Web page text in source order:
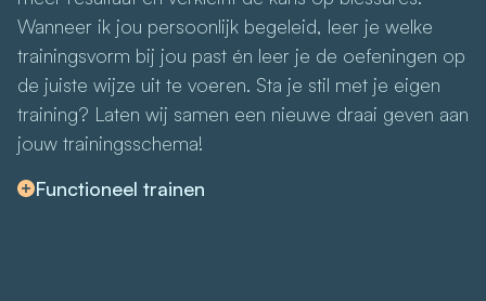
Wanneer ik jou persoonlijk begeleid, leer je welke
trainingsvorm bij jou past én leer je de oefeningen op
de juiste wijze uit te voeren. Sta je stil met je eigen
training? Laten wij samen een nieuwe draai geven aan
jouw trainingsschema!
Functioneel trainen